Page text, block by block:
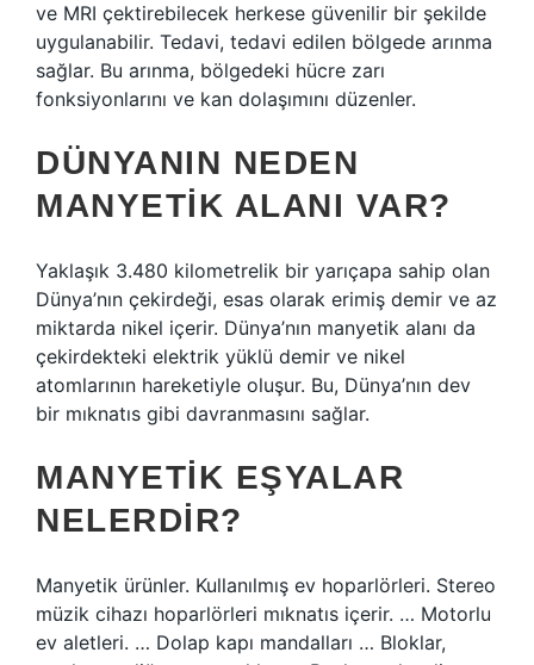
ve MRI çektirebilecek herkese güvenilir bir şekilde
uygulanabilir. Tedavi, tedavi edilen bölgede arınma
sağlar. Bu arınma, bölgedeki hücre zarı
fonksiyonlarını ve kan dolaşımını düzenler.
DÜNYANIN NEDEN
MANYETIK ALANI VAR?
Yaklaşık 3.480 kilometrelik bir yarıçapa sahip olan
Dünya’nın çekirdeği, esas olarak erimiş demir ve az
miktarda nikel içerir. Dünya’nın manyetik alanı da
çekirdekteki elektrik yüklü demir ve nikel
atomlarının hareketiyle oluşur. Bu, Dünya’nın dev
bir mıknatıs gibi davranmasını sağlar.
MANYETIK EŞYALAR
NELERDIR?
Manyetik ürünler. Kullanılmış ev hoparlörleri. Stereo
müzik cihazı hoparlörleri mıknatıs içerir. … Motorlu
ev aletleri. … Dolap kapı mandalları … Bloklar,